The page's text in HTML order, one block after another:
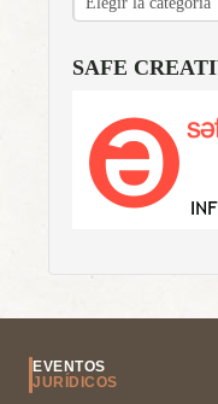
SAFE
EVENTOS
JURÍDICOS